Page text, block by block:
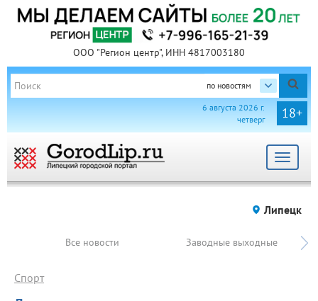
ООО "Регион центр", ИНН 4817003180
по новостям
18+
6 августа 2026 г.
четверг
Toggle
Липецк
Все новости Заводные выходные
Спорт